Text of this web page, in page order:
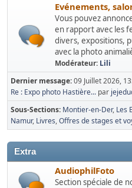
Evénements,
Vous pouvez
en rapport avec les
divers, expositions,
avec la photo
Modérateur: Lili
Dernier message:09 Juillet 2026,
Re : Expo photo Hastière... par
Sous-Sections Montier-en-Der Les
Namur Livres Offres de stages et
Extra
AudiophilFoto
Section spéciale de